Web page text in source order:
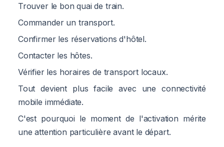
Trouver le bon quai de train.
Commander un transport.
Confirmer les réservations d'hôtel.
Contacter les hôtes.
Vérifier les horaires de transport locaux.
Tout devient plus facile avec une connectivité
mobile immédiate.
C'est pourquoi le moment de l'activation mérite
une attention particulière avant le départ.